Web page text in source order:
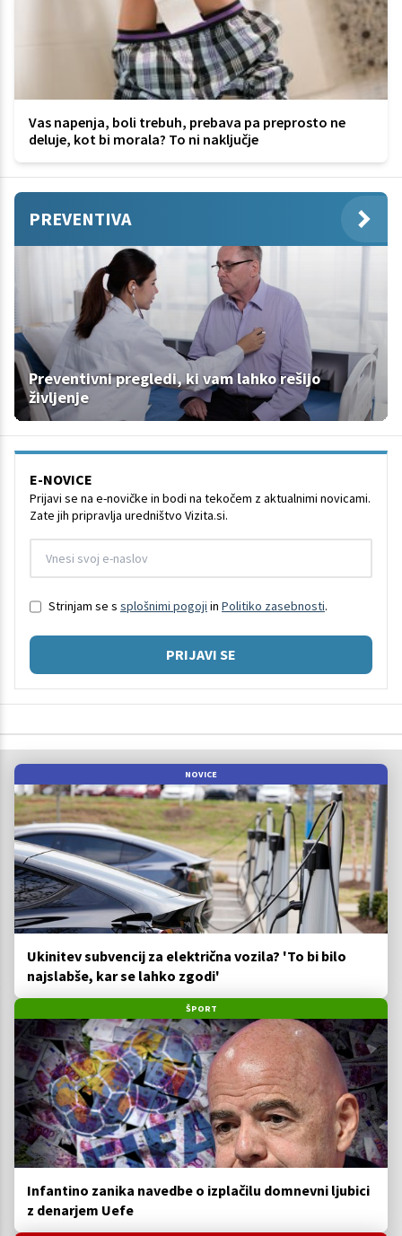
Vas napenja, boli trebuh, prebava pa preprosto ne
deluje, kot bi morala? To ni naključje
PREVENTIVA
Preventivni pregledi, ki vam lahko rešijo
življenje
E-NOVICE
Prijavi se na e-novičke in bodi na tekočem z aktualnimi novicami.
Zate jih pripravlja uredništvo Vizita.si.
Strinjam se s splošnimi pogoji in Politiko zasebnosti.
PRIJAVI SE
NOVICE
Ukinitev subvencij za električna vozila? 'To bi bilo
najslabše, kar se lahko zgodi'
ŠPORT
Infantino zanika navedbe o izplačilu domnevni ljubici
z denarjem Uefe